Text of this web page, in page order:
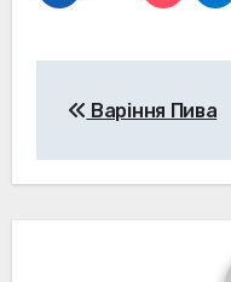
записів
Варіння Пива